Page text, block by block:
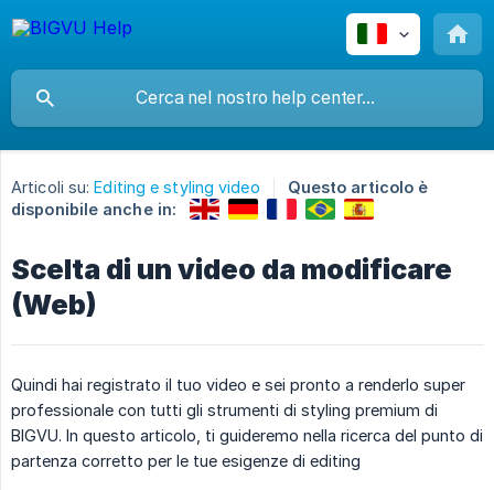
Articoli su: Editing e styling video
Questo articolo è
disponibile anche in:
Scelta di un video da modificare
(Web)
Quindi hai registrato il tuo video e sei pronto a renderlo super
professionale con tutti gli strumenti di styling premium di
BIGVU. In questo articolo, ti guideremo nella ricerca del punto di
partenza corretto per le tue esigenze di editing